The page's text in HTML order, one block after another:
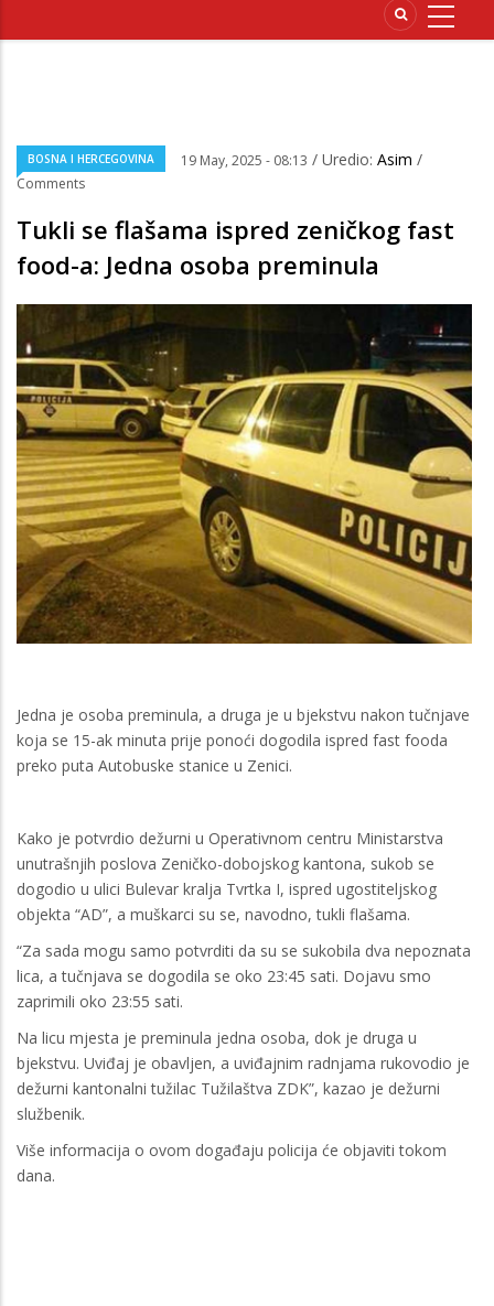
BOSNA I HERCEGOVINA 19 May, 2025 - 08:13 / Uredio: Asim /
Comments
Tukli se flašama ispred zeničkog fast
food-a: Jedna osoba preminula
Jedna je osoba preminula, a druga je u bjekstvu nakon tučnjave
koja se 15-ak minuta prije ponoći dogodila ispred fast fooda
preko puta Autobuske stanice u Zenici.
Kako je potvrdio dežurni u Operativnom centru Ministarstva
unutrašnjih poslova Zeničko-dobojskog kantona, sukob se
dogodio u ulici Bulevar kralja Tvrtka I, ispred ugostiteljskog
objekta “AD”, a muškarci su se, navodno, tukli flašama.
“Za sada mogu samo potvrditi da su se sukobila dva nepoznata
lica, a tučnjava se dogodila se oko 23:45 sati. Dojavu smo
zaprimili oko 23:55 sati.
Na licu mjesta je preminula jedna osoba, dok je druga u
bjekstvu. Uviđaj je obavljen, a uviđajnim radnjama rukovodio je
dežurni kantonalni tužilac Tužilaštva ZDK”, kazao je dežurni
službenik.
Više informacija o ovom događaju policija će objaviti tokom
dana.